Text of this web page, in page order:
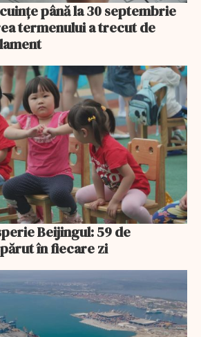
până la 30 septembrie
termenului a trecut de
Beijingul: 59 de
în fiecare zi